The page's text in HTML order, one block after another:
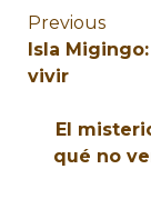
Previous
Isla
vivir
El
qué no